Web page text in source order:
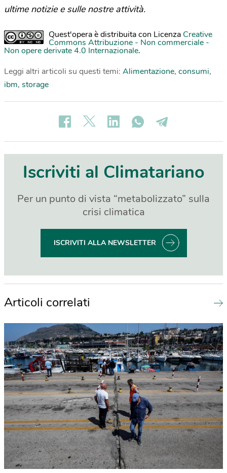
ultime notizie e sulle nostre attività.
Quest'opera è distribuita con Licenza Creative
Commons Attribuzione - Non commerciale -
Non opere derivate 4.0 Internazionale.
Leggi altri articoli su questi temi: Alimentazione, consumi,
ibm, storage
Iscriviti al Climatariano
Per un punto di vista “metabolizzato” sulla
crisi climatica
ISCRIVITI ALLA NEWSLETTER
Articoli correlati